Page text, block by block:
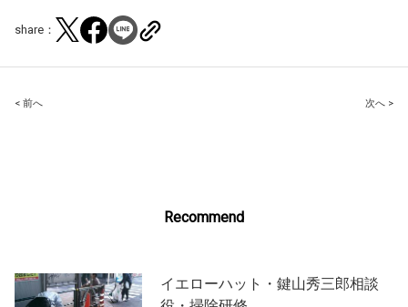
share：
Post
< 前へ 次へ >
Recommend
イエローハット・鍵山秀三郎相談